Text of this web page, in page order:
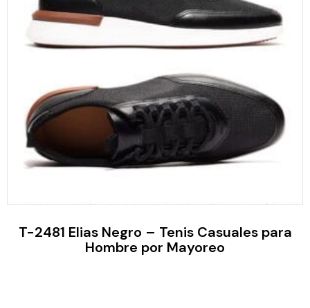
T-2481 Elias Negro – Tenis Casuales para
Hombre por Mayoreo